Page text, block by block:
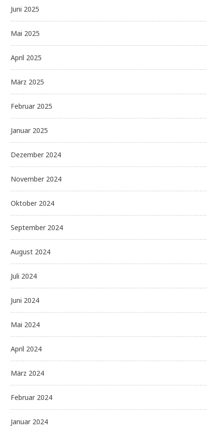
Juni 2025
Mai 2025
April 2025
März 2025
Februar 2025
Januar 2025
Dezember 2024
November 2024
Oktober 2024
September 2024
August 2024
Juli 2024
Juni 2024
Mai 2024
April 2024
März 2024
Februar 2024
Januar 2024